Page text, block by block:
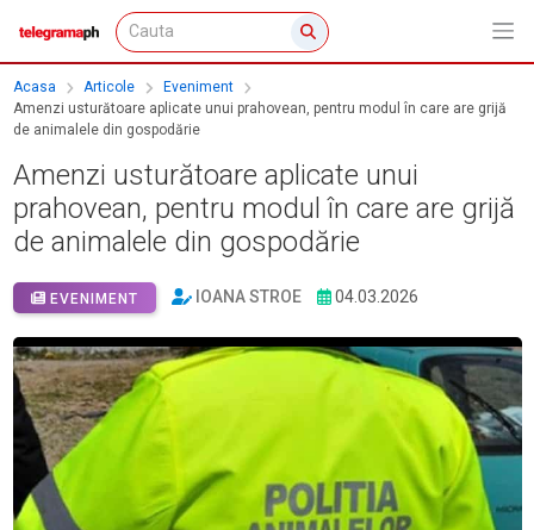
Acasa Articole
Eveniment
Amenzi usturătoare aplicate unui prahovean, pentru modul în care are grijă
de animalele din gospodărie
Amenzi usturătoare aplicate unui
prahovean, pentru modul în care are grijă
de animalele din gospodărie
EVENIMENT IOANA STROE 04.03.2026